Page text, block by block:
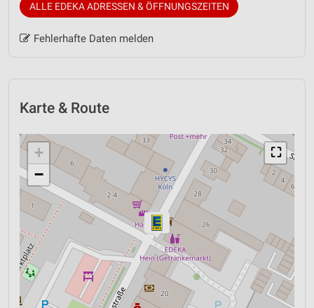
ALLE EDEKA ADRESSEN & ÖFFNUNGSZEITEN
Fehlerhafte Daten melden
Karte & Route
⛶
+
−